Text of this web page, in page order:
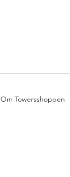
Om Towersshoppen